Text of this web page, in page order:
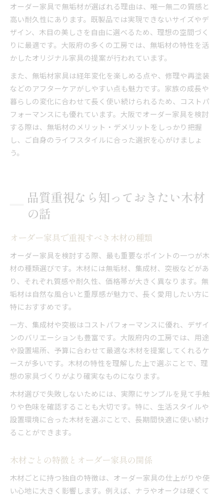
オーダー家具で無垢材が選ばれる理由は、唯一無二の質感と
高い耐久性にあります。既製品では実現できないサイズやデ
ザイン、木目の美しさを自由に選べるため、理想の空間づく
りに最適です。大阪府の多くの工房では、無垢材の特性を活
かしたオリジナル家具の提案が行われています。
また、無垢材家具は経年変化を楽しめる点や、修理や再塗装
などのアフターケアがしやすい点も魅力です。家族の成長や
暮らしの変化に合わせて長く使い続けられるため、コストパ
フォーマンスにも優れています。大阪でオーダー家具を検討
する際は、無垢材のメリット・デメリットをしっかり把握
し、ご自身のライフスタイルに合った選択を心がけましょ
う。
品質重視なら知っておきたい木材
の話
オーダー家具で重視すべき木材の種類
オーダー家具を検討する際、最も重要なポイントの一つが木
材の種類選びです。木材には無垢材、集成材、突板などがあ
り、それぞれ質感や耐久性、価格帯が大きく異なります。無
垢材は自然な風合いと重厚感が魅力で、長く愛用したい方に
特におすすめです。
一方、集成材や突板はコストパフォーマンスに優れ、デザイ
ンのバリエーションも豊富です。大阪府内の工房では、用途
や設置場所、予算に合わせて最適な木材を提案してくれるケ
ースが多いです。木材の特性を理解した上で選ぶことで、理
想の家具づくりがより確実なものになります。
木材選びで失敗しないためには、実際にサンプルを見て手触
りや色味を確認することも大切です。特に、生活スタイルや
設置環境に合った木材を選ぶことで、長期間快適に使い続け
ることができます。
木材ごとの特徴とオーダー家具の関係
木材ごとに持つ独自の特徴は、オーダー家具の仕上がりや使
い心地に大きく影響します。例えば、ナラやオークは硬くて